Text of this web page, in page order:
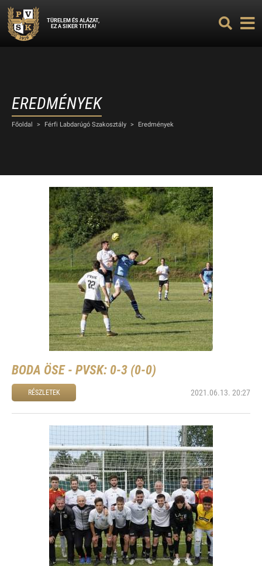
TÜRELEM ÉS ALÁZAT,
EZ A SIKER TITKA!
EREDMÉNYEK
Főoldal > Férfi Labdarúgó Szakosztály > Eredmények
BODA ÖSE - PVSK: 0-3 (0-0)
RÉSZLETEK 2021.06.13. 20:27